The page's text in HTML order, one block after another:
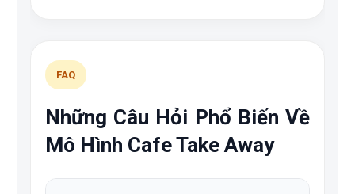
FAQ
Những Câu Hỏi Phổ Biến Về
Mô Hình Cafe Take Away